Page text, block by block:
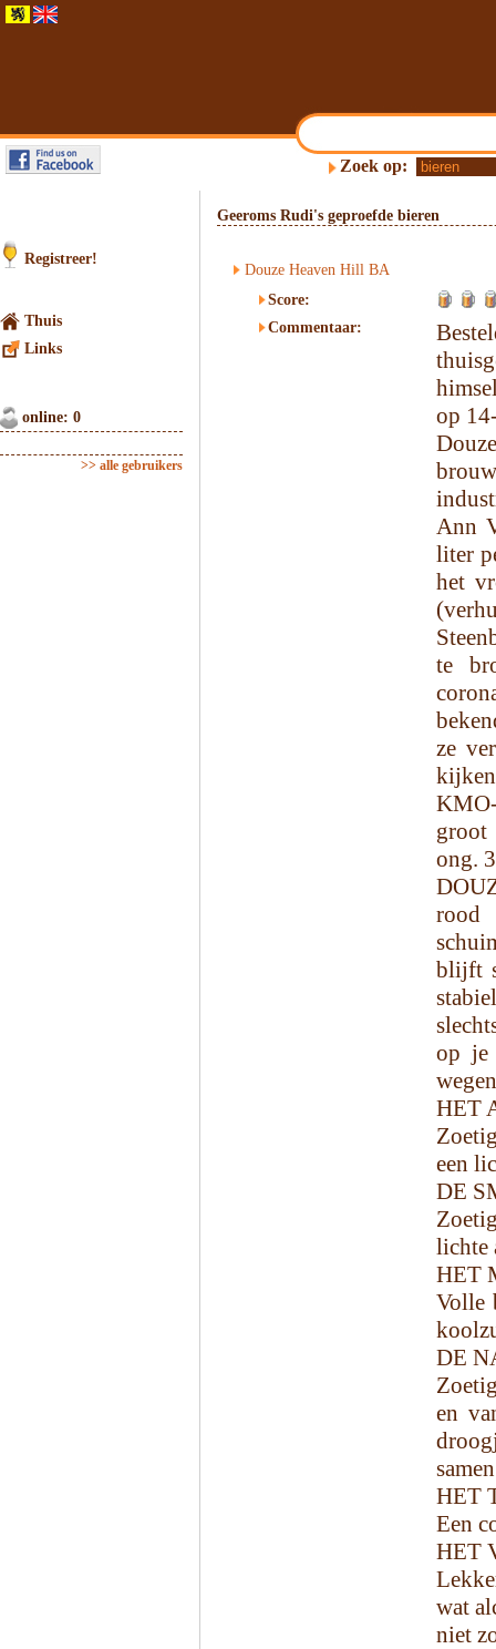
Zoek op:
Registreer!
Thuis
Links
online: 0
>> alle gebruikers
Geeroms Rudi's geproefde bieren
Douze Heaven Hill BA
Score:
Commentaar:
op
Ann
liter
het
te
ze
ong.
rood
blijft
op je
HET
een
DE
lichte
HET
Volle
DE
en
HET
Een
HET
wat
niet